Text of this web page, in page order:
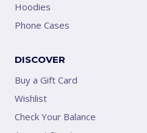
Hoodies
Phone Cases
DISCOVER
Buy a Gift Card
Wishlist
Check Your Balance